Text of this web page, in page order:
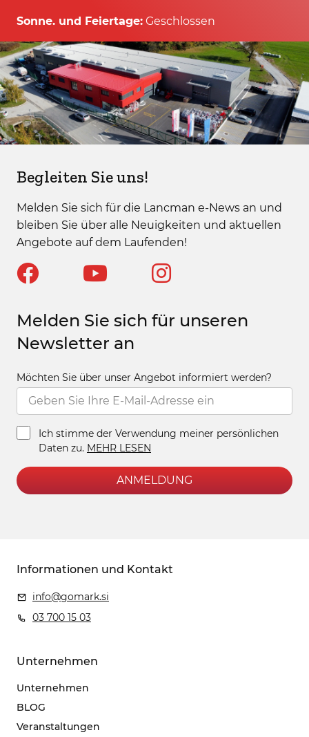
Sonne. und Feiertage: Geschlossen
Begleiten Sie uns!
Melden Sie sich für die Lancman e-News an und
bleiben Sie über alle Neuigkeiten und aktuellen
Angebote auf dem Laufenden!
Melden Sie sich für unseren
Newsletter an
Möchten Sie über unser Angebot informiert werden?
Ich stimme der Verwendung meiner persönlichen
Daten zu. MEHR LESEN
ANMELDUNG
Informationen und Kontakt
info@gomark.si
03 700 15 03
Unternehmen
Unternehmen
BLOG
Veranstaltungen